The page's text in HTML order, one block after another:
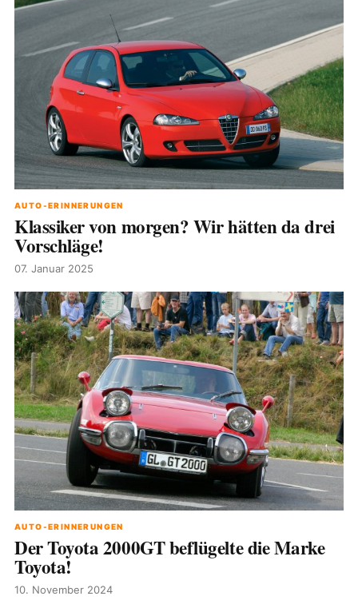
AUTO-ERINNERUNGEN
Klassiker von morgen? Wir hätten da drei
Vorschläge!
07. Januar 2025
AUTO-ERINNERUNGEN
Der Toyota 2000GT beflügelte die Marke
Toyota!
10. November 2024